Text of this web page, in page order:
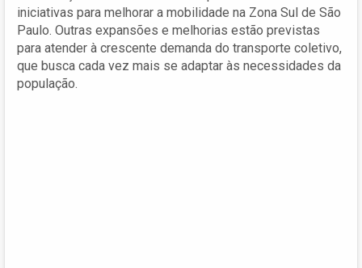
iniciativas para melhorar a mobilidade na Zona Sul de São
Paulo. Outras expansões e melhorias estão previstas
para atender à crescente demanda do transporte coletivo,
que busca cada vez mais se adaptar às necessidades da
população.